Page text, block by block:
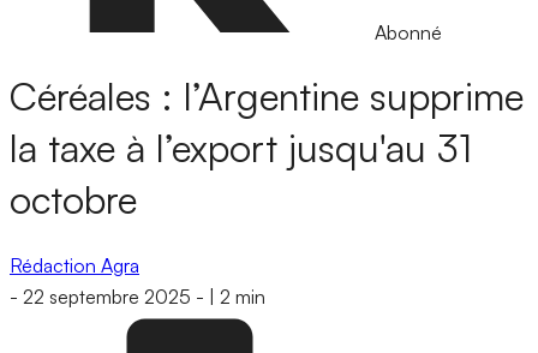
Abonné
Céréales : l’Argentine supprime
la taxe à l’export jusqu'au 31
octobre
Rédaction Agra
- 22 septembre 2025 - 2 min